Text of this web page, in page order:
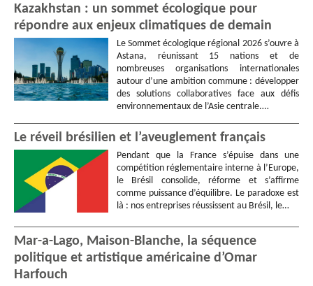
Kazakhstan : un sommet écologique pour
répondre aux enjeux climatiques de demain
Le Sommet écologique régional 2026 s’ouvre à
Astana, réunissant 15 nations et de
nombreuses organisations internationales
autour d’une ambition commune : développer
des solutions collaboratives face aux défis
environnementaux de l’Asie centrale.…
Le réveil brésilien et l’aveuglement français
Pendant que la France s’épuise dans une
compétition réglementaire interne à l’Europe,
le Brésil consolide, réforme et s’affirme
comme puissance d’équilibre. Le paradoxe est
là : nos entreprises réussissent au Brésil, le…
Mar-a-Lago, Maison-Blanche, la séquence
politique et artistique américaine d’Omar
Harfouch